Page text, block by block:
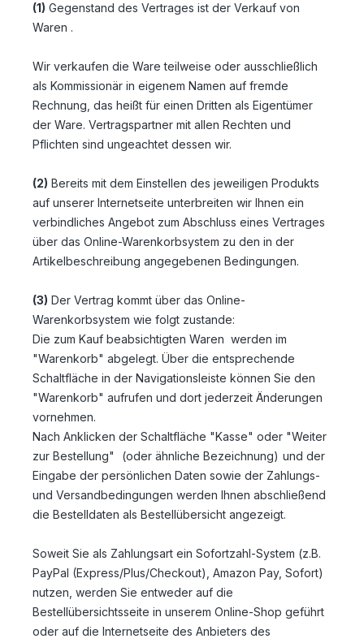
(1) Gegenstand des Vertrages ist der Verkauf von
Waren .
Wir verkaufen die Ware teilweise oder ausschließlich
als Kommissionär in eigenem Namen auf fremde
Rechnung, das heißt für einen Dritten als Eigentümer
der Ware. Vertragspartner mit allen Rechten und
Pflichten sind ungeachtet dessen wir.
(2) Bereits mit dem Einstellen des jeweiligen Produkts
auf unserer Internetseite unterbreiten wir Ihnen ein
verbindliches Angebot zum Abschluss eines Vertrages
über das Online-Warenkorbsystem zu den in der
Artikelbeschreibung angegebenen Bedingungen.
(3) Der Vertrag kommt über das Online-
Warenkorbsystem wie folgt zustande:
Die zum Kauf beabsichtigten Waren werden im
"Warenkorb" abgelegt. Über die entsprechende
Schaltfläche in der Navigationsleiste können Sie den
"Warenkorb" aufrufen und dort jederzeit Änderungen
vornehmen.
Nach Anklicken der Schaltfläche "Kasse" oder "Weiter
zur Bestellung"
(oder ähnliche Bezeichnung) und der
Eingabe der persönlichen Daten sowie der Zahlungs-
und Versandbedingungen werden Ihnen abschließend
die Bestelldaten als Bestellübersicht angezeigt.
Soweit Sie als Zahlungsart ein Sofortzahl-System (z.B.
PayPal (Express/Plus/Checkout), Amazon Pay, Sofort)
nutzen, werden Sie entweder auf die
Bestellübersichtsseite in unserem Online-Shop geführt
oder auf die Internetseite des Anbieters des